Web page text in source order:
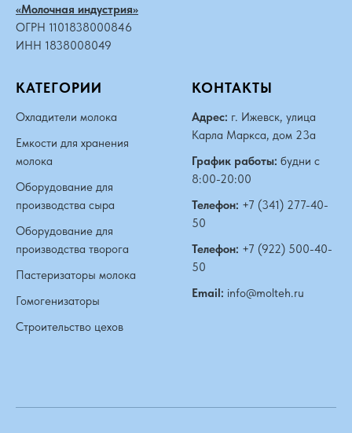
«Молочная индустрия»
ОГРН 1101838000846
ИНН 1838008049
КАТЕГОРИИ
Охладители молока
Емкости для хранения
молока
Оборудование для
производства сыра
Оборудование для
производства творога
Пастеризаторы молока
Гомогенизаторы
Строительство цехов
КОНТАКТЫ
Адрес: г. Ижевск, улица
Карла Маркса, дом 23а
График работы: будни с
8:00-20:00
Телефон: +7 (341) 277-40-
50
Телефон: +7 (922) 500-40-
50
Email: info@molteh.ru